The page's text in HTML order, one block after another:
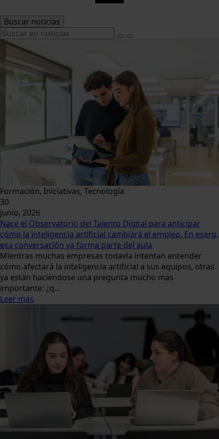
Buscar noticias
Formación, Iniciativas, Tecnología
30
junio, 2026
Nace el Observatorio del Talento Digital para anticipar
cómo la inteligencia artificial cambiará el empleo. En eserp,
esa conversación ya forma parte del aula
Mientras muchas empresas todavía intentan entender
cómo afectará la inteligencia artificial a sus equipos, otras
ya están haciéndose una pregunta mucho más
importante: ¿q...
Leer más